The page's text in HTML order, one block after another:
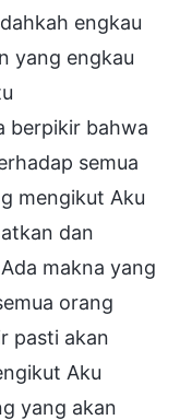
engkau
yang engkau
berpikir bahwa
semua
mengikut Aku
dan
makna yang
orang
pasti akan
Aku
yang akan